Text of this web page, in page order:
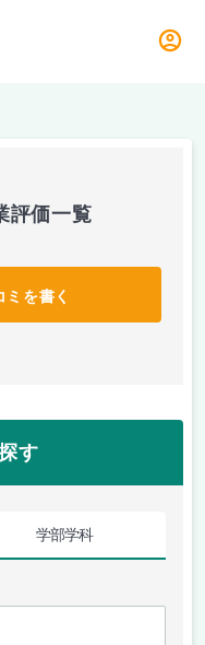
評価一覧
を書く
す
学部学科